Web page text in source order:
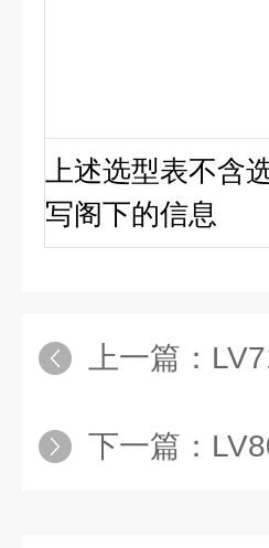
上述选型表不含
写阁下的信息
上一篇：
下一篇：